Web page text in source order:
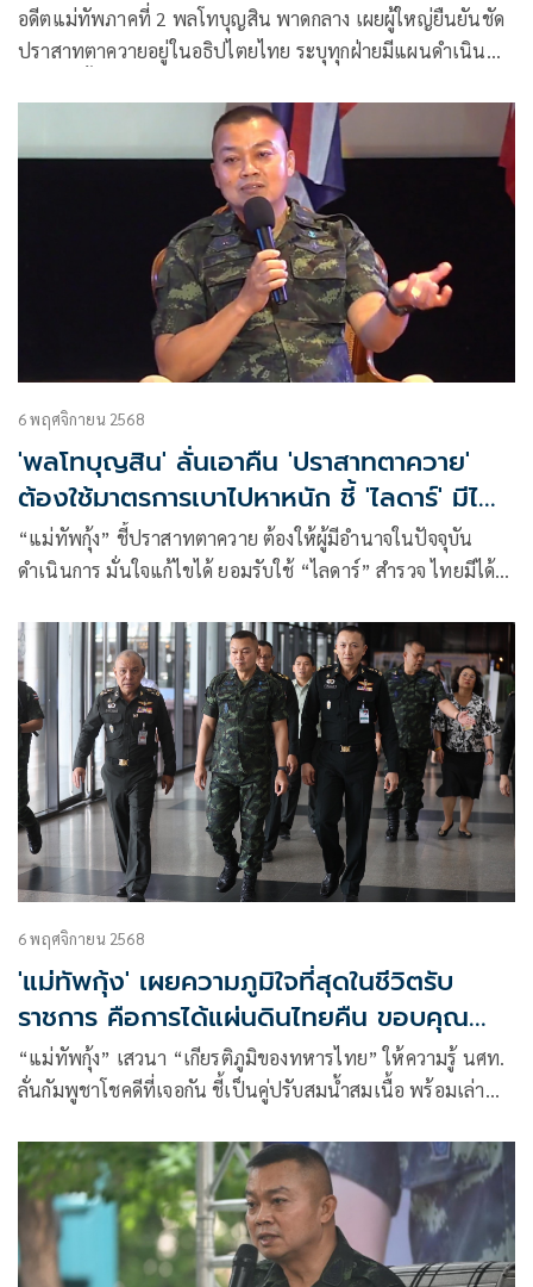
อดีตแม่ทัพภาคที่ 2 พลโทบุญสิน พาดกลาง เผยผู้ใหญ่ยืนยันชัด
ปราสาทตาควายอยู่ในอธิปไตยไทย ระบุทุกฝ่ายมีแผนดำเนิน
6 พฤศจิกายน 2568
'พลโทบุญสิน' ลั่นเอาคืน 'ปราสาทตาควาย'
ต้องใช้มาตรการเบาไปหาหนัก ชี้ 'ไลดาร์' มีได้-
มีเสีย
“แม่ทัพกุ้ง” ชี้ปราสาทตาควาย ต้องให้ผู้มีอำนาจในปัจจุบัน
ดำเนินการ มั่นใจแก้ไขได้ ยอมรับใช้ “ไลดาร์” สำรวจ ไทยมีได้-มี
ระเบิดใหม่ ต้องเก็บหลักฐานประท้วงประชาคมโลก ย้ำ
6 พฤศจิกายน 2568
'แม่ทัพกุ้ง' เผยความภูมิใจที่สุดในชีวิตรับ
ราชการ คือการได้แผ่นดินไทยคืน ขอบคุณ
กัมพูชายิงก่อน
“แม่ทัพกุ้ง” เสวนา “เกียรติภูมิของทหารไทย” ให้ความรู้ นศท.
ลั่นกัมพูชาโชคดีที่เจอกัน ชี้เป็นคู่ปรับสมน้ำสมเนื้อ พร้อมเล่า
“ปราสาทตาควาย” เป็นของไทย ชี้ทหารไทยทุกเหล่าพร้อมรบ
แต่ไม่สู้รบดีที่สุด